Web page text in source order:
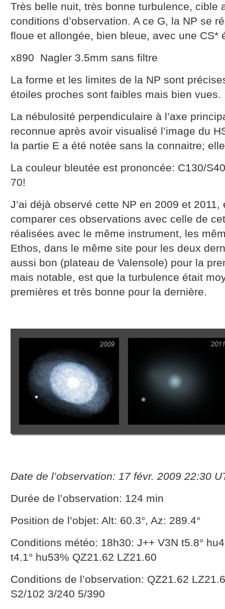
Très belle nuit, très bonne turbulence, cible
conditions d’observation. A ce G, la NP se
floue et allongée, bien bleue, avec une CS*
x890 Nagler 3.5mm sans filtre
La forme et les limites de la NP sont
étoiles proches sont faibles mais bien vues.
La nébulosité perpendiculaire à l’axe
reconnue après avoir visualisé l’image du
la partie E a été notée sans la connaitre;
La couleur bleutée est prononcée: C130/
70!
J’ai déjà observé cette NP en 2009 et
comparer ces observations avec celle de
réalisées avec le même instrument, les
Ethos, dans le même site pour les deux
aussi bon (plateau de Valensole) pour la
mais notable, est que la turbulence était
premières et très bonne pour la dernière.
Date de l’observation: 17 févr. 2009 22:30
Durée de l’observation: 124 min
Position de l’objet: Alt: 60.3°, Az: 289.4°
Conditions météo: 18h30: J++ V3N t5.8°
t4.1° hu53% QZ21.62 LZ21.60
Conditions de l’observation: QZ21.62
S2/102 3/240 5/390